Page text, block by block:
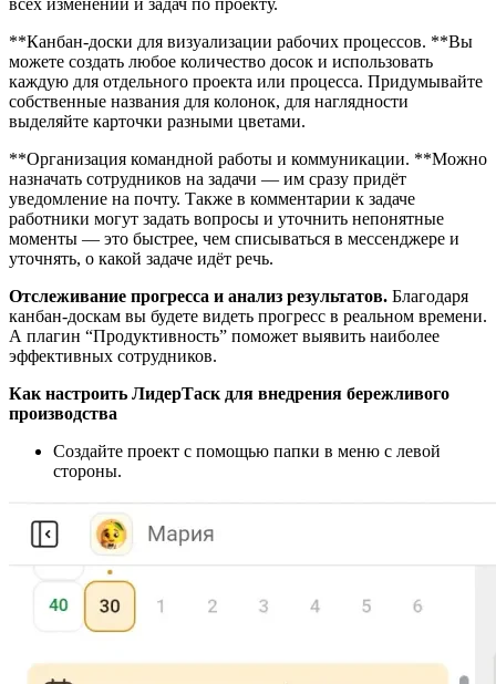
**Канбан-доски для визуализации рабочих процессов. **Вы
можете создать любое количество досок и использовать
каждую для отдельного проекта или процесса. Придумывайте
собственные названия для колонок, для наглядности
выделяйте карточки разными цветами.
**Организация командной работы и коммуникации. **Можно
назначать сотрудников на задачи — им сразу придёт
уведомление на почту. Также в комментарии к задаче
работники могут задать вопросы и уточнить непонятные
моменты — это быстрее, чем списываться в мессенджере и
уточнять, о какой задаче идёт речь.
Отслеживание прогресса и анализ результатов. Благодаря
канбан-доскам вы будете видеть прогресс в реальном времени.
А плагин “Продуктивность” поможет выявить наиболее
эффективных сотрудников.
Как настроить ЛидерТаск для внедрения бережливого
производства
Создайте проект с помощью папки в меню с левой
стороны.